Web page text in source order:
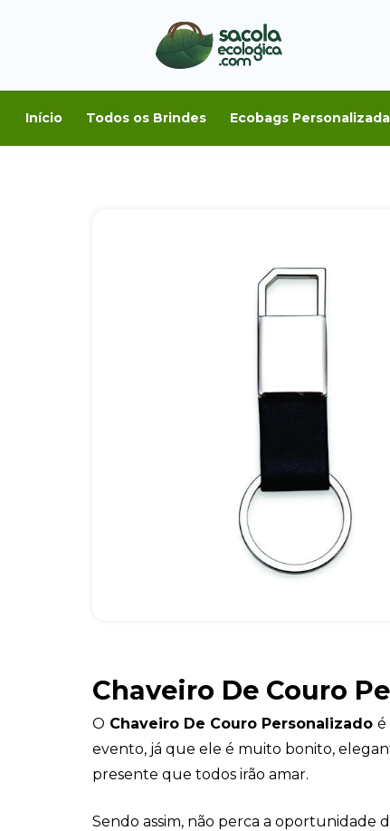
Início Todos os Brindes Ecobags
Chaveiro De Couro
O Chaveiro De Couro Personalizado é
evento, já que ele é muito bonito,
presente que todos irão amar.
Sendo assim, não perca a oportunidade